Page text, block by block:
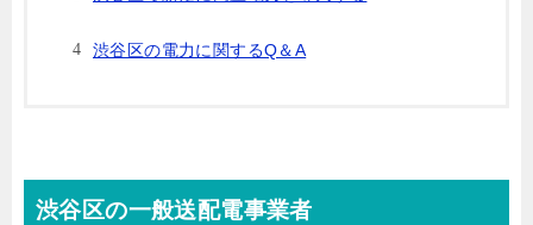
渋谷区の電力に関するQ＆A
渋谷区の一般送配電事業者